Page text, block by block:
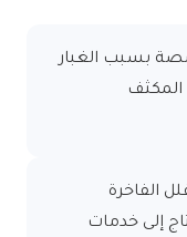
بسبب الغبار
المكثف
الفاخرة
إلى خدمات